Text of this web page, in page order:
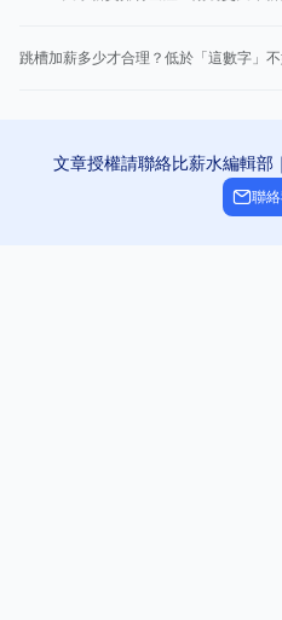
跳槽加薪多少才合理？低於「這數字」
文章授權請聯絡比薪水編輯
聯